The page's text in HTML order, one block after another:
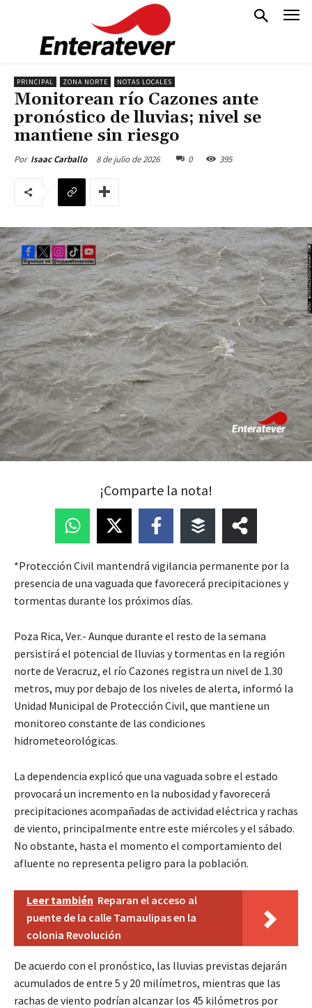
PRINCIPAL ZONA NORTE NOTAS LOCALES
Monitorean río Cazones ante
pronóstico de lluvias; nivel se
mantiene sin riesgo
Por Isaac Carballo 8 de julio de 2026 0 395
¡Comparte la nota!
*Protección Civil mantendrá vigilancia permanente por la
presencia de una vaguada que favorecerá precipitaciones y
tormentas durante los próximos días.
Poza Rica, Ver.- Aunque durante el resto de la semana
persistirá el potencial de lluvias y tormentas en la región
norte de Veracruz, el río Cazones registra un nivel de 1.30
metros, muy por debajo de los niveles de alerta, informó la
Unidad Municipal de Protección Civil, que mantiene un
monitoreo constante de las condiciones
hidrometeorológicas.
La dependencia explicó que una vaguada sobre el estado
provocará un incremento en la nubosidad y favorecerá
precipitaciones acompañadas de actividad eléctrica y rachas
de viento, principalmente entre este miércoles y el sábado.
No obstante, hasta el momento el comportamiento del
afluente no representa peligro para la población.
Leer también Reparan el acceso al
puente de la calle Tamaulipas en la
colonia Revolución
De acuerdo con el pronóstico, las lluvias previstas dejarán
acumulados de entre 5 y 20 milímetros, mientras que las
rachas de viento podrían alcanzar los 45 kilómetros por